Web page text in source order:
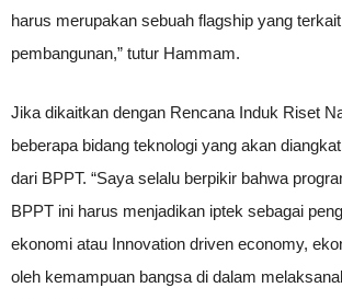
harus merupakan sebuah flagship yang
pembangunan,” tutur Hammam.
Jika dikaitkan dengan Rencana Induk Riset
beberapa bidang teknologi yang akan
dari BPPT. “Saya selalu berpikir bahwa
BPPT ini harus menjadikan iptek sebagai
ekonomi atau Innovation driven economy,
oleh kemampuan bangsa di dalam